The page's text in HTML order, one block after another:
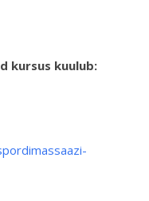
kursus kuulub: